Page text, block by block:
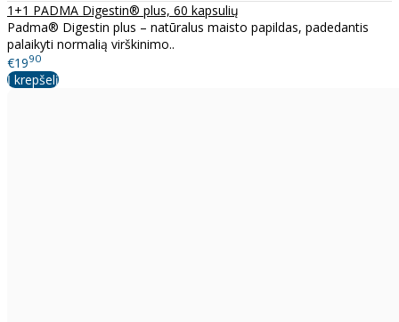
1+1 PADMA Digestin® plus, 60 kapsulių
Padma® Digestin plus – natūralus maisto papildas, padedantis
palaikyti normalią virškinimo..
€1990
Į krepšelį